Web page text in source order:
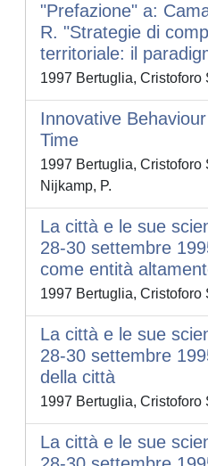
"Prefazione" a:
R. "Strategie di
territoriale: il
1997 Bertuglia, Cristoforo
Innovative
Time
1997 Bertuglia, Cristoforo
Nijkamp, P.
La città e le sue
28-30 settembre
come entità
1997 Bertuglia, Cristoforo
La città e le sue
28-30 settembre
della città
1997 Bertuglia, Cristoforo
La città e le sue